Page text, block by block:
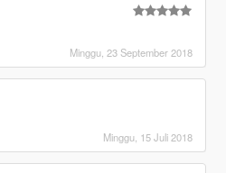
Minggu, 23 September 2018
Minggu, 15 Juli 2018